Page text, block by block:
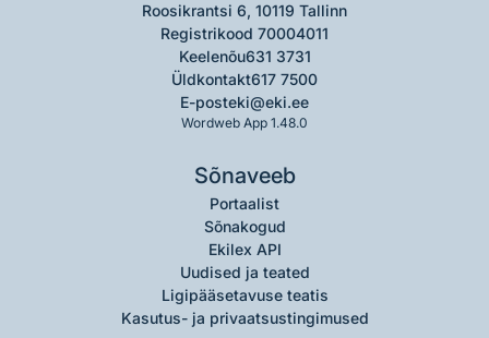
Roosikrantsi 6, 10119 Tallinn
Registrikood 70004011
Keelenõu631 3731
Üldkontakt617 7500
E-posteki@eki.ee
Wordweb App 1.48.0
Sõnaveeb
Portaalist
Sõnakogud
Ekilex API
Uudised ja teated
Ligipääsetavuse teatis
Kasutus- ja privaatsustingimused